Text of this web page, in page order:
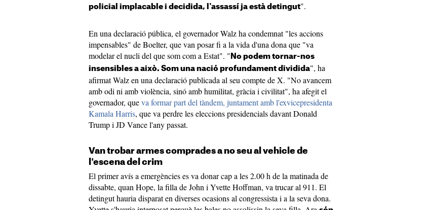
policial implacable i decidida, l'assassí ja està detingut".
En una declaració pública, el governador Walz ha condemnat "les accions
impensables" de Boelter, que van posar fi a la vida d'una dona que "va
modelar el nucli del que som com a Estat". " No podem tornar-nos
insensibles a això. Som una nació profundament dividida", ha
afirmat Walz en una declaració publicada al seu compte de X. "No avancem
amb odi ni amb violència, sinó amb humilitat, gràcia i civilitat", ha afegit el
governador, queva formar part del tàndem, juntament amb l'exvicepresidenta
Kamala Harris, que va perdre les eleccions presidencials davant Donald
Trump i JD Vance l'any passat.
Van trobar armes comprades a no seu al vehicle de
l'escena del crim
El primer avís a emergències es va donar cap a les 2.00 h de la matinada de
dissabte, quan Hope, la filla de John i Yvette Hoffman, va trucar al 911. El
detingut hauria disparat en diverses ocasions al congressista i a la seva dona.